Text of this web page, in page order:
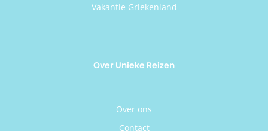
Vakantie Griekenland
Over Unieke Reizen
Over ons
Contact